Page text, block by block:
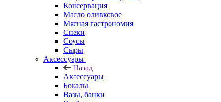
Консервация
Масло оливковое
Мясная гастрономия
Снеки
Соусы
Сыры
Аксессуары
Назад
Аксессуары
Бокалы
Вазы, банки